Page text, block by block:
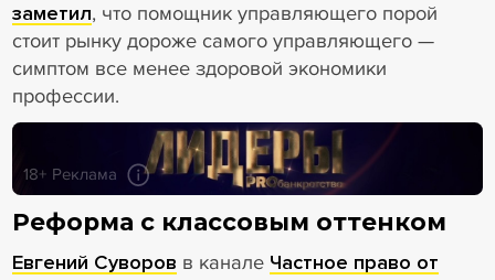
заметил, что помощник управляющего порой
стоит рынку дороже самого управляющего —
симптом все менее здоровой экономики
профессии.
18+ Реклама
Реформа с классовым оттенком
Евгений Суворов в канале Частное право от